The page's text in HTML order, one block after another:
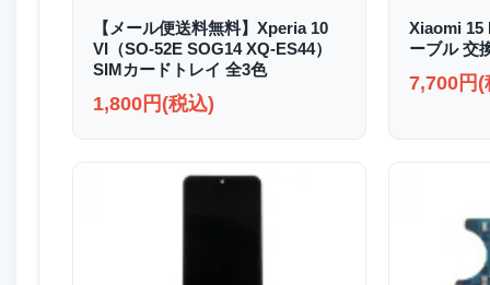
【メール便送料無料】Xperia 10
VI（SO-52E SOG14 XQ-ES44）
SIMカードトレイ 全3色
1,800円(税込)
Xiaomi 15
ーブル 交
7,700円(